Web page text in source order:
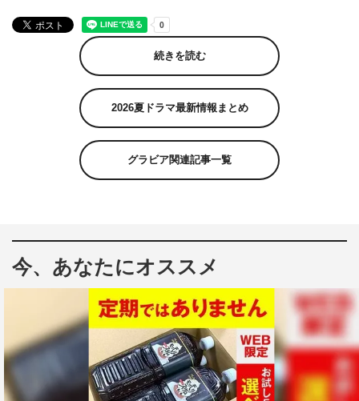
続きを読む
2026夏ドラマ最新情報まとめ
グラビア関連記事一覧
今、あなたにオススメ